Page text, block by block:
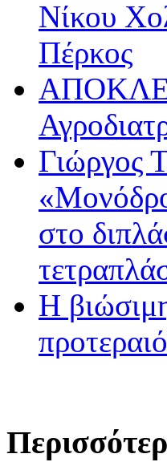
Νίκου
Πέρκος
Γιώργος
στο
Η